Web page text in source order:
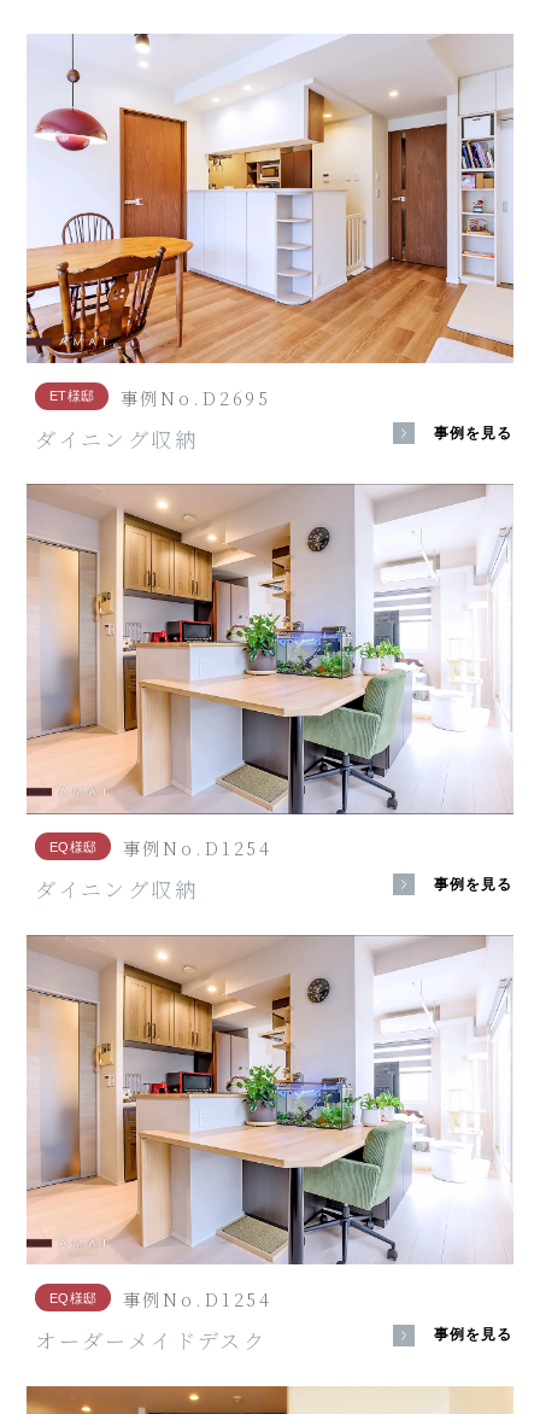
ET様邸 事例No.D2695
ダイニング収納 事例を見る
EQ様邸 事例No.D1254
ダイニング収納 事例を見る
EQ様邸 事例No.D1254
オーダーメイドデスク 事例を見る